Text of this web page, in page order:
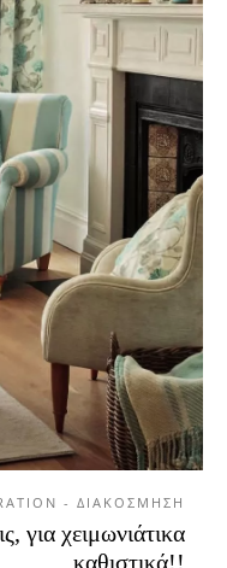
- ΔΙΑΚΟΣΜΗΣΗ
για χειμωνιάτικα
καθιστικά!!